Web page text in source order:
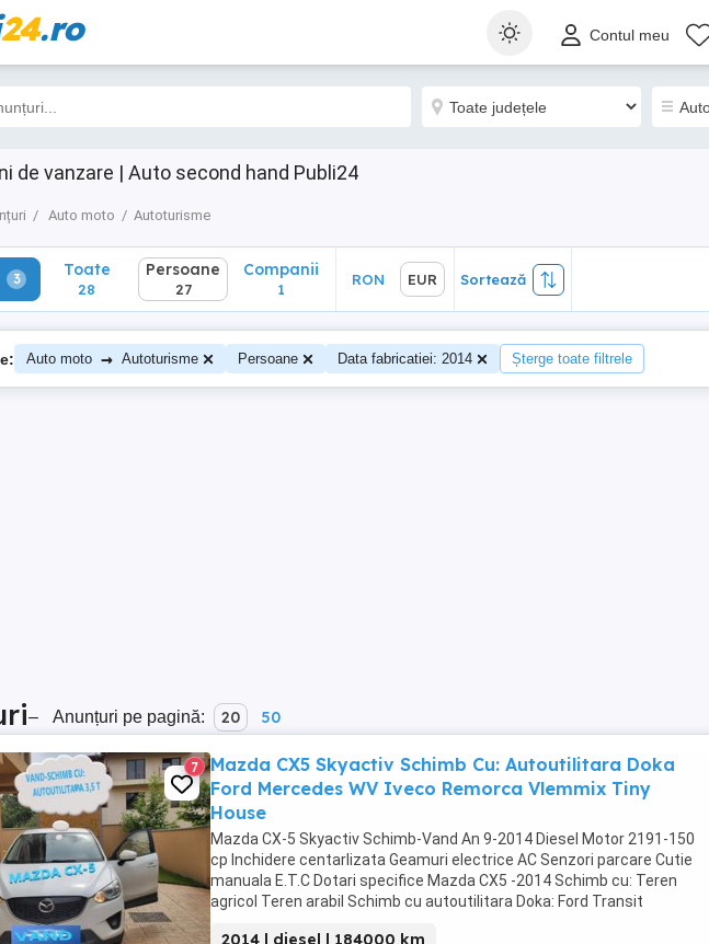
24.ro Contul meu
de vanzare | Auto second hand Publi24
Auto moto Autoturisme
3 Toate
28
Sortează
3 Toate
28
Persoane
27
Companii
1
RON EUR Sortează
Auto moto → Autoturisme Persoane Data fabricatiei: 2014 Șterge toate filtrele
– Anunțuri pe pagină: 20 50
7
Mazda CX5 Skyactiv Schimb Cu: Autoutilitara Doka
Ford Mercedes WV Iveco Remorca Vlemmix Tiny
House
Mazda CX-5 Skyactiv Schimb-Vand An 9-2014 Diesel Motor 2191-150
cp Inchidere centarlizata Geamuri electrice AC Senzori parcare Cutie
manuala E.T.C Dotari specifice Mazda CX5 -2014 Schimb cu: Teren
agricol Teren arabil Schimb cu autoutilitara Doka: Ford Transit
2014 | diesel | 184000 km